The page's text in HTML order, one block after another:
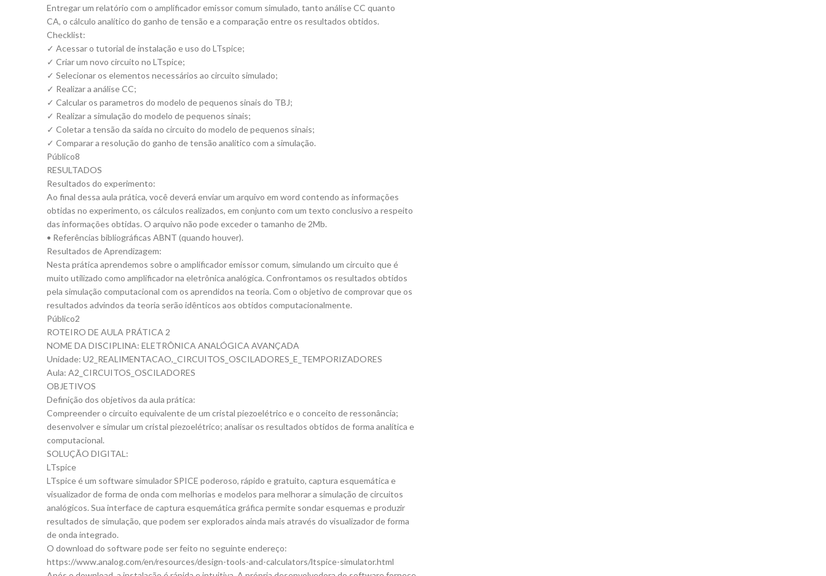
Entregar um relatório com o amplificador emissor comum simulado, tanto análise CC quanto
CA, o cálculo analítico do ganho de tensão e a comparação entre os resultados obtidos.
Checklist:
✓ Acessar o tutorial de instalação e uso do LTspice;
✓ Criar um novo circuito no LTspice;
✓ Selecionar os elementos necessários ao circuito simulado;
✓ Realizar a análise CC;
✓ Calcular os parametros do modelo de pequenos sinais do TBJ;
✓ Realizar a simulação do modelo de pequenos sinais;
✓ Coletar a tensão da saída no circuito do modelo de pequenos sinais;
✓ Comparar a resolução do ganho de tensão analítico com a simulação.
Público8
RESULTADOS
Resultados do experimento:
Ao final dessa aula prática, você deverá enviar um arquivo em word contendo as informações
obtidas no experimento, os cálculos realizados, em conjunto com um texto conclusivo a respeito
das informações obtidas. O arquivo não pode exceder o tamanho de 2Mb.
• Referências bibliográficas ABNT (quando houver).
Resultados de Aprendizagem:
Nesta prática aprendemos sobre o amplificador emissor comum, simulando um circuito que é
muito utilizado como amplificador na eletrônica analógica. Confrontamos os resultados obtidos
pela simulação computacional com os aprendidos na teoria. Com o objetivo de comprovar que os
resultados advindos da teoria serão idênticos aos obtidos computacionalmente.
Público2
ROTEIRO DE AULA PRÁTICA 2
NOME DA DISCIPLINA: ELETRÔNICA ANALÓGICA AVANÇADA
Unidade: U2_REALIMENTACAO,_CIRCUITOS_OSCILADORES_E_TEMPORIZADORES
Aula: A2_CIRCUITOS_OSCILADORES
OBJETIVOS
Definição dos objetivos da aula prática:
Compreender o circuito equivalente de um cristal piezoelétrico e o conceito de ressonância;
desenvolver e simular um cristal piezoelétrico; analisar os resultados obtidos de forma analítica e
computacional.
SOLUÇÃO DIGITAL:
LTspice
LTspice é um software simulador SPICE poderoso, rápido e gratuito, captura esquemática e
visualizador de forma de onda com melhorias e modelos para melhorar a simulação de circuitos
analógicos. Sua interface de captura esquemática gráfica permite sondar esquemas e produzir
resultados de simulação, que podem ser explorados ainda mais através do visualizador de forma
de onda integrado.
O download do software pode ser feito no seguinte endereço:
https://www.analog.com/en/resources/design-tools-and-calculators/ltspice-simulator.html